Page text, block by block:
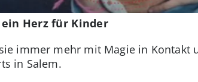
Herz für Kinder
immer mehr mit Magie in Kontakt
in Salem.